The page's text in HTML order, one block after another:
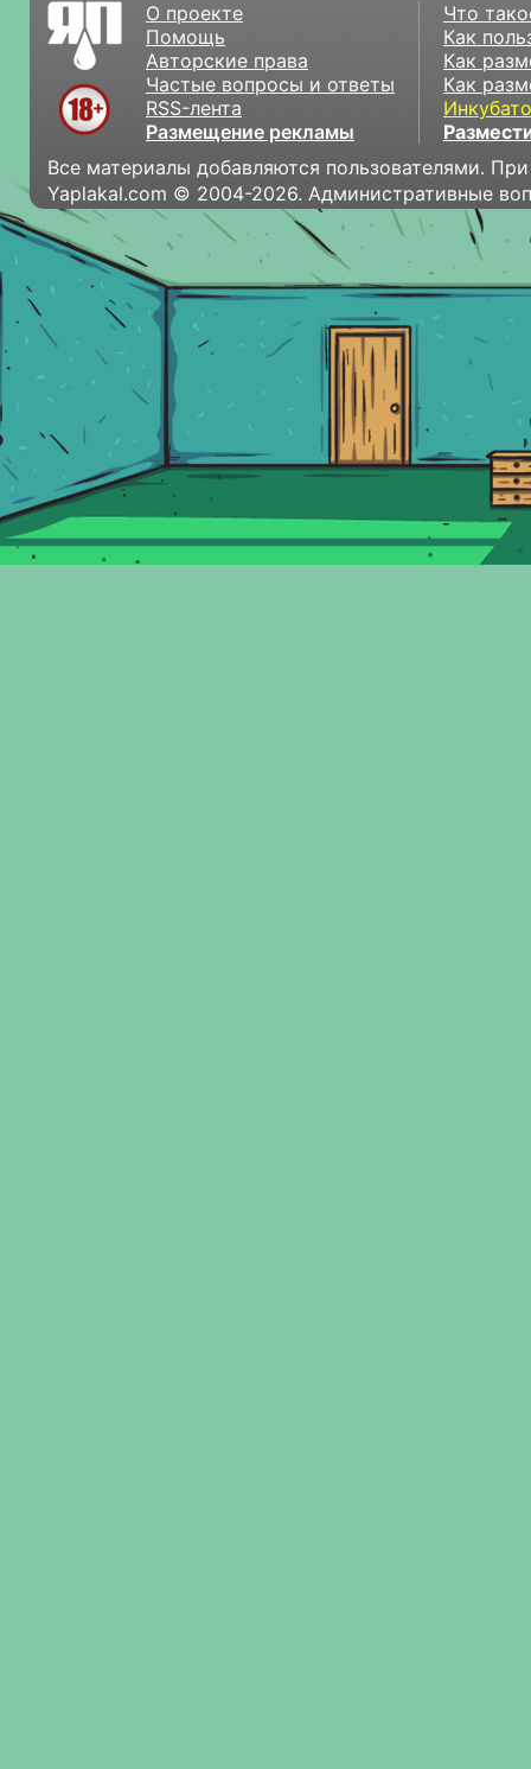
О проекте
Помощь
Авторские права
Частые вопросы и ответы
RSS-лента
Размещение рекламы
Что
Как
Как
Как
Все материалы добавляются пользователями.
Yaplakal.com © 2004-2026. Административные